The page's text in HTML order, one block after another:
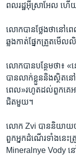
ពលរដ្ឋអ៊ីស្រាអែល ​ហើយ​
លោកបានថ្លែងថានៅ​
ឆ្លង​កាត់ផ្នែក​ត្រួត​មើ
លោក​បានបន្ថែម​ថា​៖ «
បាន​លាក់ខ្លួន​និងស្ថិតន
ពេល»រហូតដល់ពួក​គេ​អា
ជិត​មួយ។
លោក Zvi បាននិយា
ពួក​អ្នក​ដំណើរ​ទាំង​នេះត្
Mineralnye Vody